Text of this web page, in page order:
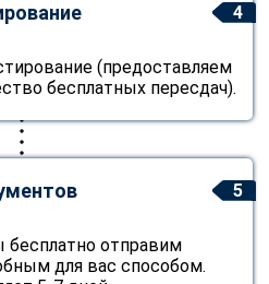
4
(предоставляем
бесплатных пересдач).
5
отправим
для вас способом.